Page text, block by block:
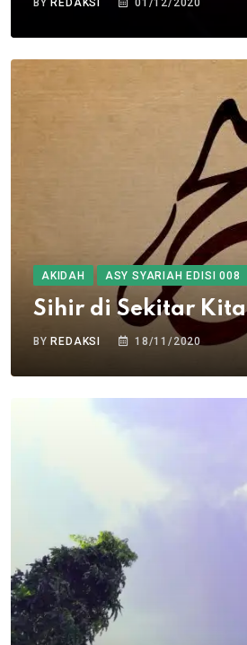
BY REDAKSI 01/12/2020
AKIDAH ASY SYARIAH EDISI 008
Sihir di Sekitar Kita
BY REDAKSI 18/11/2020